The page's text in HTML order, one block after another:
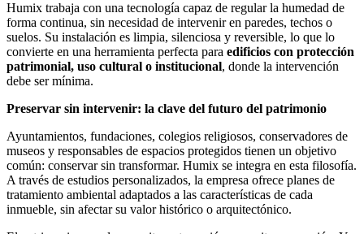
Humix trabaja con una tecnología capaz de regular la humedad de
forma continua, sin necesidad de intervenir en paredes, techos o
suelos. Su instalación es limpia, silenciosa y reversible, lo que lo
convierte en una herramienta perfecta para edificios con protección
patrimonial, uso cultural o institucional, donde la intervención
debe ser mínima.
Preservar sin intervenir: la clave del futuro del patrimonio
Ayuntamientos, fundaciones, colegios religiosos, conservadores de
museos y responsables de espacios protegidos tienen un objetivo
común: conservar sin transformar. Humix se integra en esta filosofía.
A través de estudios personalizados, la empresa ofrece planes de
tratamiento ambiental adaptados a las características de cada
inmueble, sin afectar su valor histórico o arquitectónico.